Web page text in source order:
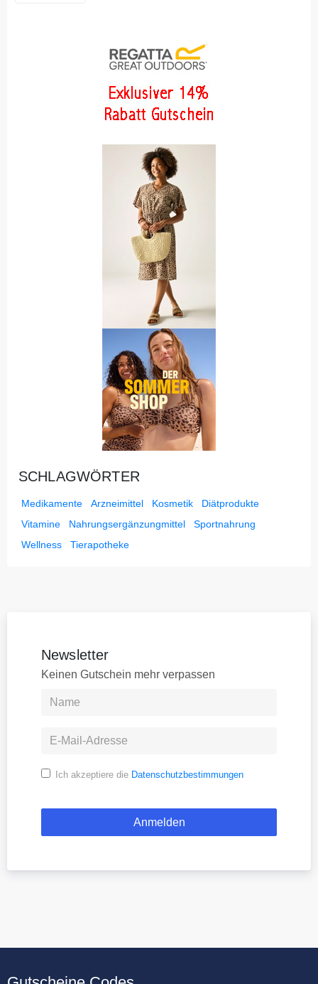
SCHLAGWÖRTER
Medikamente Arzneimittel Kosmetik
Diätprodukte
Vitamine
Nahrungsergänzungmittel
Sportnahrung
Wellness
Tierapotheke
Newsletter
Keinen Gutschein mehr verpassen
Ich akzeptiere die Datenschutzbestimmungen